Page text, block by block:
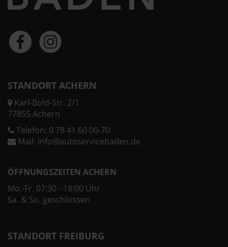
STANDORT ACHERN
Karl-Bold-Str. 2/1
77855 Achern
Telefon: 0 78 41 60 00-70
Mail: info@autoservicebaden.de
ÖFFNUNGSZEITEN ACHERN
Mo.-Fr. 07:30 - 18:00 Uhr
Sa. & So. geschlossen
STANDORT FREIBURG